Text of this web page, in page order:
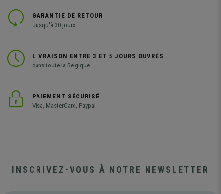
GARANTIE DE RETOUR
Jusqu'à 30 jours
LIVRAISON ENTRE 3 ET 5 JOURS OUVRÉS
dans toute la Belgique
PAIEMENT SÉCURISÉ
Visa, MasterCard, Paypal
INSCRIVEZ-VOUS À NOTRE NEWSLETTER